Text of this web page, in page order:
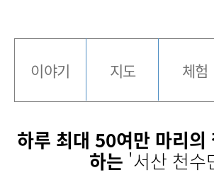
이야기 지도 체험
하루 최대 50여만 마리의
하는 '서산 천수